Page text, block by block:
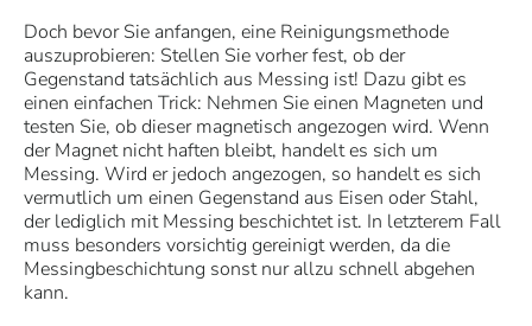
Doch bevor Sie anfangen, eine Reinigungsmethode
auszuprobieren: Stellen Sie vorher fest, ob der
Gegenstand tatsächlich aus Messing ist! Dazu gibt es
einen einfachen Trick: Nehmen Sie einen Magneten und
testen Sie, ob dieser magnetisch angezogen wird. Wenn
der Magnet nicht haften bleibt, handelt es sich um
Messing. Wird er jedoch angezogen, so handelt es sich
vermutlich um einen Gegenstand aus Eisen oder Stahl,
der lediglich mit Messing beschichtet ist. In letzterem Fall
muss besonders vorsichtig gereinigt werden, da die
Messingbeschichtung sonst nur allzu schnell abgehen
kann.